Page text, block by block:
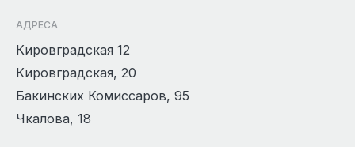
АДРЕСА
Кировградская 12
Кировградская, 20
Бакинских Комиссаров, 95
Чкалова, 18